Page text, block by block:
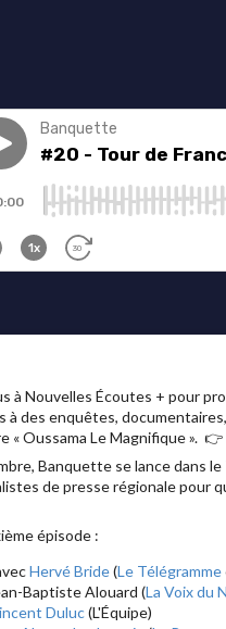
à Nouvelles Écoutes + pour
à des enquêtes,
« Oussama Le Magnifique ». 👉
Banquette se lance dans
de presse régionale pour
épisode :
Hervé Bride(Le Télégramme
Baptiste Alouard (La Voix du
Duluc(L'Équipe)